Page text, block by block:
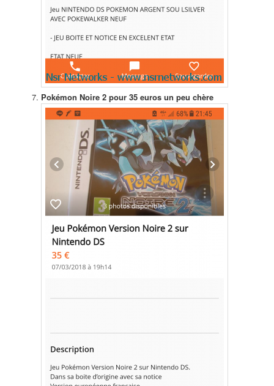
Pokémon Noire 2 pour 35 euros un peu chère